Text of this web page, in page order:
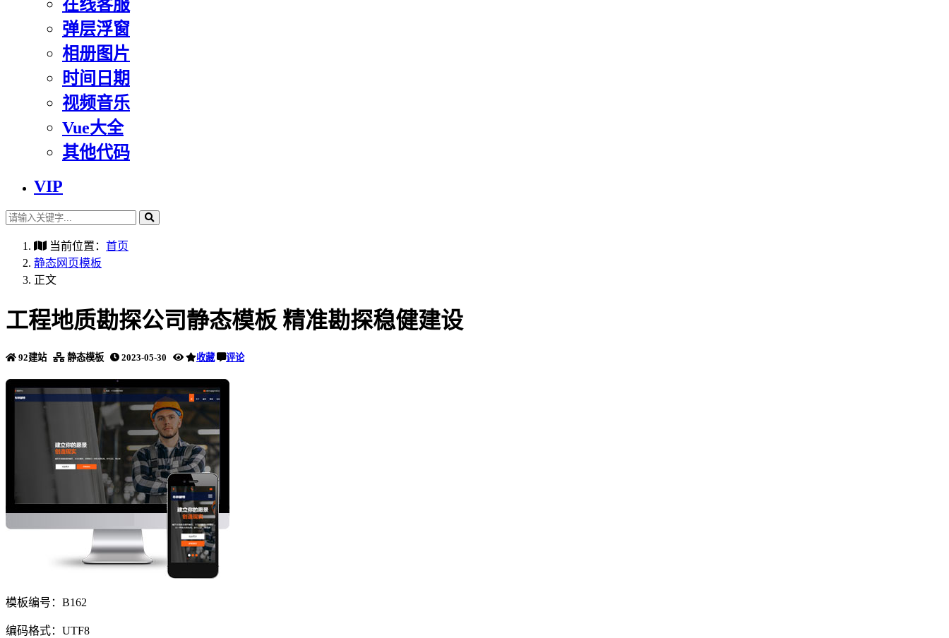
在线客服
弹层浮窗
相册图片
时间日期
视频音乐
Vue大全
其他代码
VIP
当前位置： 首页
静态网页模板
正文
工程地质勘探公司静态模板 精准勘探稳健建设
92建站 静态模板 2023-05-30 收藏 评论
模板编号：B162
编码格式：UTF8